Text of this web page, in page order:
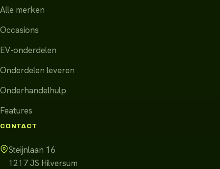
Alle merken
Occasions
EV-onderdelen
Onderdelen leveren
Onderhandelhulp
Features
CONTACT
Steijnlaan 16
1217 JS Hilversum